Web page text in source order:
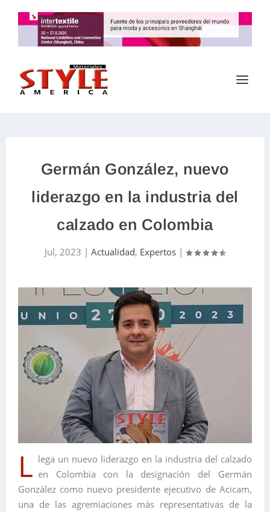
Germán González, nuevo
liderazgo en la industria del
calzado en Colombia
Jul, 2023 | Actualidad, Expertos|
L lega un nuevo liderazgo en la industria del calzado
en Colombia con la designación del Germán
González como nuevo presidente ejecutivo de Acicam,
una de las agremiaciones más representativas de la